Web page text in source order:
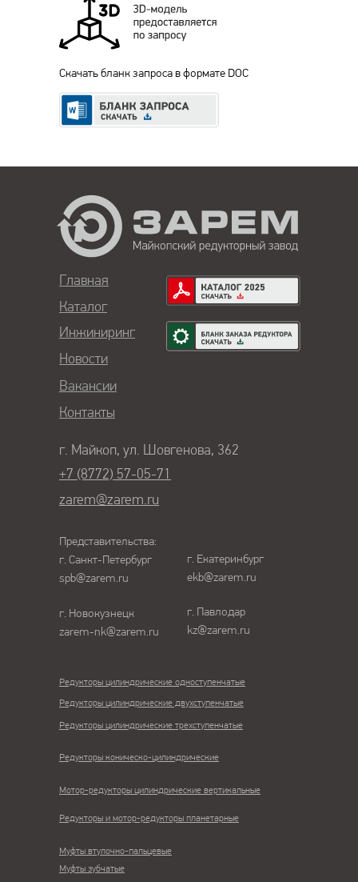
Скачать бланк запроса в формате DOC
+7 (8772) 57-05-71
Каталог
Инжиниринг
Контакты
Главная
Новости
Вакансии
zarem@zarem.ru
Редукторы цилиндрические одноступенчатые
Редукторы цилиндрические двухступенчатые
Редукторы цилиндрические трехступенчатые
Редукторы коническо-цилиндрические
Мотор-редукторы цилиндрические вертикальные
Редукторы и мотор-редукторы планетарные
Муфты зубчатые
Муфты втулочно-пальцевые
г. Майкоп, ул. Шовгенова, 362
Представительства:
г. Санкт-Петербург
spb@zarem.ru
г. Екатеринбург
ekb@zarem.ru
г. Новокузнецк
zarem-nk@zarem.ru
г. Павлодар
kz@zarem.ru